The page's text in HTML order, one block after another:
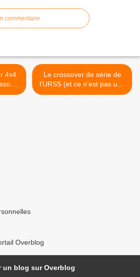
commentaire
Le crossover de série de
l’URSS (et ce n’est pas une
Niva !). >
Overblog
un blog sur Overblog